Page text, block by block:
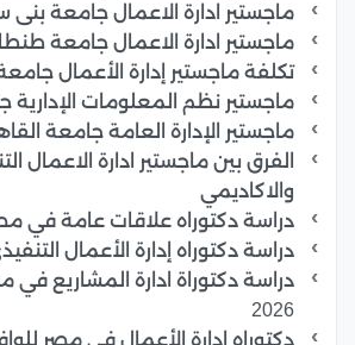
ماجستير ادارة الاعمال جامعة
ماجستير ادارة الاعمال جامعة طنطا
تكلفة ماجستير إدارة الأعمال
ماجستير نظم المعلومات الإدارية
ماجستير الإدارة العامة جامعة
الفرق بين ماجستير ادارة الاعمال
والاكاديمي
دراسة دكتوراه علاقات عامة في
دراسة دكتوراه إدارة الأعمال
دراسة دكتوراة ادارة المشاريع في
2026
دكتوراه إدارة الأعمال في مصر